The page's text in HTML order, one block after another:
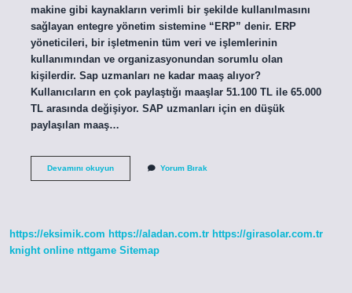
makine gibi kaynakların verimli bir şekilde kullanılmasını
sağlayan entegre yönetim sistemine “ERP” denir. ERP
yöneticileri, bir işletmenin tüm veri ve işlemlerinin
kullanımından ve organizasyonundan sorumlu olan
kişilerdir. Sap uzmanları ne kadar maaş alıyor?
Kullanıcıların en çok paylaştığı maaşlar 51.100 TL ile 65.000
TL arasında değişiyor. SAP uzmanları için en düşük
paylaşılan maaş…
Devamını okuyunErp
Yorum Bırak
https://eksimik.com https://aladan.com.tr https://girasolar.com.tr
knight online nttgame Sitemap